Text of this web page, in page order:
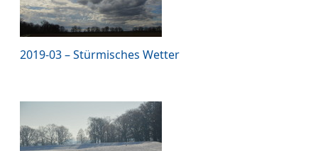
2019-03 – Stürmisches Wetter